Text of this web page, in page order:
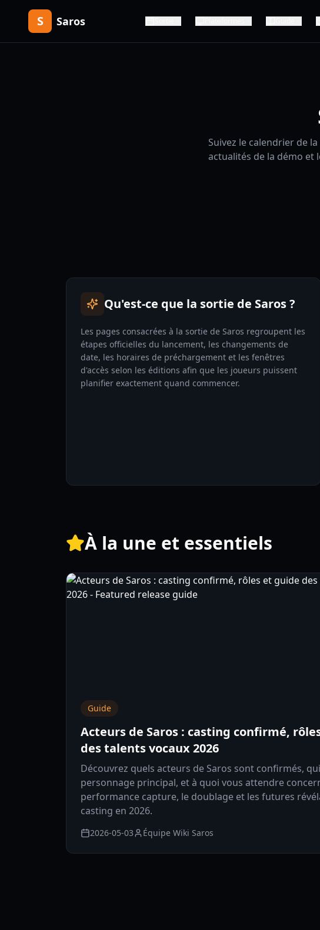
S Saros
Suivez le calendrier de
actualités de la démo et
Qu'est-ce que la sortie de Saros ?
Les pages consacrées à la sortie de Saros regroupent les
étapes officielles du lancement, les changements de
date, les horaires de préchargement et les fenêtres
d'accès selon les éditions afin que les joueurs puissent
planifier exactement quand commencer.
À la une et essentiels
Guide
Acteurs de Saros : casting confirmé,
des talents vocaux 2026
Découvrez quels acteurs de Saros sont confirmés,
personnage principal, et à quoi vous attendre
performance capture, le doublage et les futures
casting en 2026.
2026-05-03 Équipe Wiki Saros